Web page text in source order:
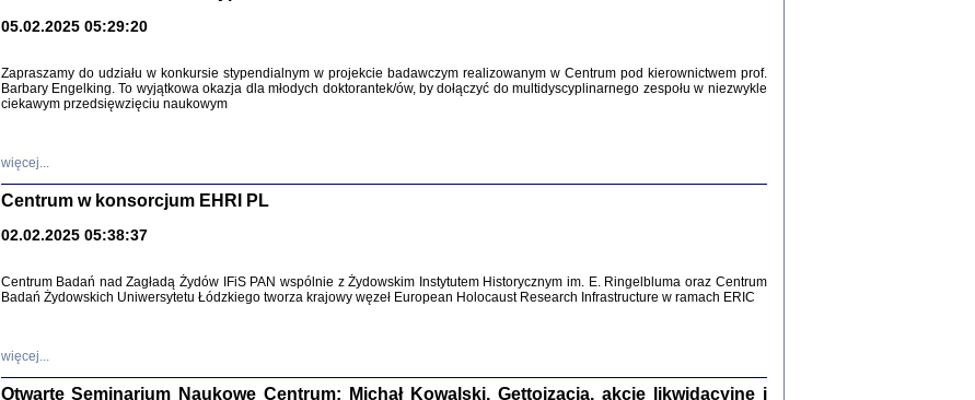
SZCZĘŚCIE JEST POSIADAĆ DOM POD ZIEMIĄ ...
05.02.2025 05:29:20
Zapraszamy do udziału w konkursie stypendialnym w projekcie badawczym realizowanym w Centrum pod kierownictwem prof.
Barbary Engelking. To wyjątkowa okazja dla młodych doktorantek/ów, by dołączyć do multidyscyplinarnego zespołu w niezwykle
ciekawym przedsięwzięciu naukowym
więcej...
Centrum w konsorcjum EHRI PL
02.02.2025 05:38:37
Centrum Badań nad Zagładą Żydów IFiS PAN wspólnie z Żydowskim Instytutem Historycznym im. E. Ringelbluma oraz Centrum
Badań Żydowskich Uniwersytetu Łódzkiego tworza krajowy węzeł European Holocaust Research Infrastructure w ramach ERIC
więcej...
Otwarte Seminarium Naukowe Centrum: Michał Kowalski, Gettoizacja, akcje likwidacyjne i